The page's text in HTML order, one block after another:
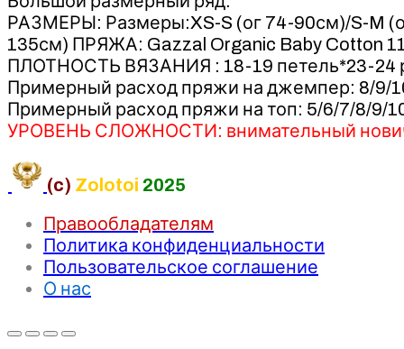
РАЗМЕРЫ: Размеры:XS-S (ог 74-90см)/S-M
135см) ПРЯЖА: Gazzal Organic Baby Cotton
ПЛОТНОСТЬ ВЯЗАНИЯ : 18-19 петель*23-24
Примерный расход пряжи на джемпер: 8/9/
Примерный расход пряжи на топ: 5/6/7/8/9/
УРОВЕНЬ СЛОЖНОСТИ: внимательный
(c) Zolotoi 2025
Правообладателям
Политика конфиденциальности
Пользовательское соглашение
О нас